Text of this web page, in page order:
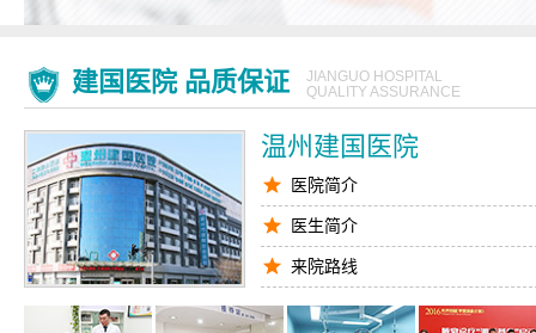
建国医院 品质保证
JIANGUO HOSPITAL
QUALITY ASSURANCE
温州建国医院
医院简介
医生简介
来院路线